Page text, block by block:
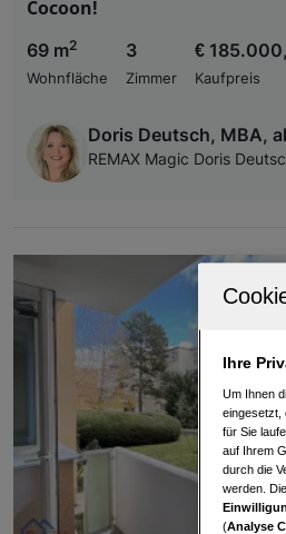
Cocoon!
69 m2
Wohnfläche
3
Zimmer
€
Kaufpreis
Doris Deutsch, MBA,
REMAX Magic Doris
Ihre
Um Ihnen
eingesetzt,
für Sie
auf Ihrem
durch die
werden.
(Analyse